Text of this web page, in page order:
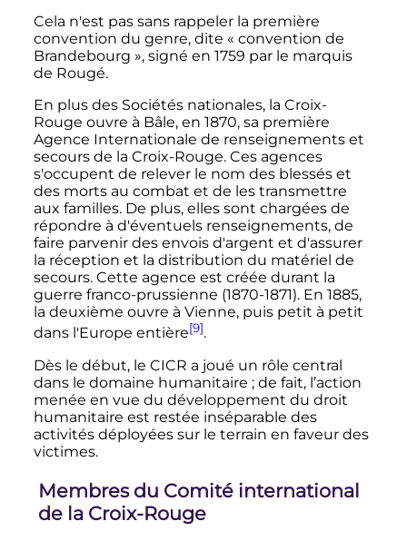
Cela n'est pas sans rappeler la première
convention du genre, dite « convention de
Brandebourg », signé en 1759 par le marquis
de Rougé.
En plus des Sociétés nationales, la Croix-
Rouge ouvre à Bâle, en 1870, sa première
Agence Internationale de renseignements et
secours de la Croix-Rouge. Ces agences
s'occupent de relever le nom des blessés et
des morts au combat et de les transmettre
aux familles. De plus, elles sont chargées de
répondre à d'éventuels renseignements, de
faire parvenir des envois d'argent et d'assurer
la réception et la distribution du matériel de
secours. Cette agence est créée durant la
guerre franco-prussienne (1870-1871). En 1885,
la deuxième ouvre à Vienne, puis petit à petit
dans l'Europe entière[9].
Dès le début, le CICR a joué un rôle central
dans le domaine humanitaire ; de fait, l’action
menée en vue du développement du droit
humanitaire est restée inséparable des
activités déployées sur le terrain en faveur des
victimes.
Membres du Comité international
de la Croix-Rouge